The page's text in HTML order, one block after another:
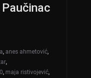
, anes ahmetović,
,
, maja ristivojević,